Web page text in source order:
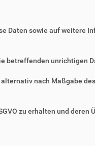
Daten sowie auf weitere
betreffenden unrichtigen
nach Maßgabe
zu erhalten und deren